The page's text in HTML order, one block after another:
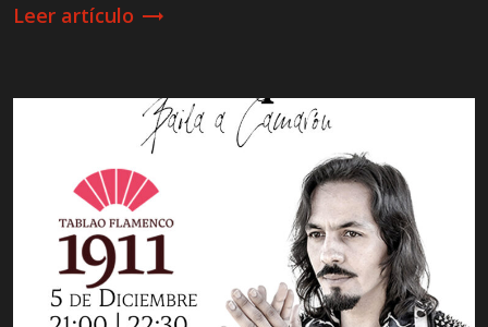
Leer artículo trending_flat